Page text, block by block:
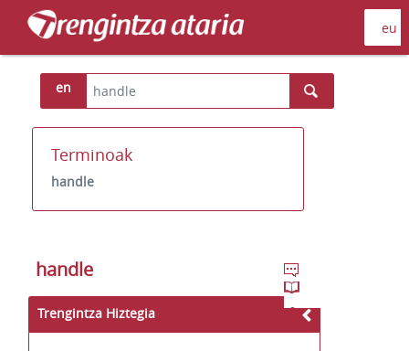
en
Terminoak
handle
handle
Trengintza Hiztegia